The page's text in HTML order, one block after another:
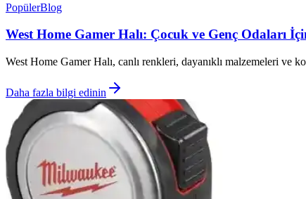
PopülerBlog
West Home Gamer Halı: Çocuk ve Genç Odaları
West Home Gamer Halı, canlı renkleri, dayanıklı malzemeleri ve
Daha fazla bilgi edinin